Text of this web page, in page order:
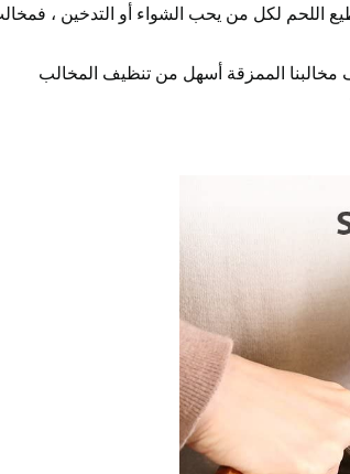
اللحم لكل من يحب الشواء أو التدخين ،
الممزقة أسهل من تنظيف المخالب